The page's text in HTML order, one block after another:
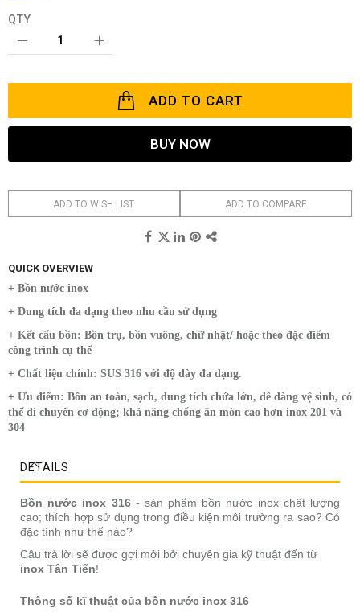
QTY
ADD TO CART
BUY NOW
ADD TO WISH LIST ADD TO COMPARE
QUICK OVERVIEW
+ Bồn nước inox
+ Dung tích đa dạng theo nhu cầu sử dụng
+ Kết cấu bồn: Bồn trụ, bồn vuông, chữ nhật/ hoặc theo đặc điểm
công trình cụ thể
+ Chất liệu chính: SUS 316 với độ dày đa dạng.
+ Ưu điểm: Bồn an toàn, sạch, dung tích chứa lớn, dễ dàng vệ sinh, có
thể di chuyển cơ động; khả năng chống ăn mòn cao hơn inox 201 và
304
DETAILS
Bồn nước inox 316- sản phẩm bồn nước inox chất lượng
cao; thích hợp sử dụng trong điều kiện môi trường ra sao? Có
đặc tính như thế nào?
Câu trả lời sẽ được gợi mởi bởi chuyên gia kỹ thuật đến từ
inox Tân Tiến!
Thông số kĩ thuật của bồn nước inox 316